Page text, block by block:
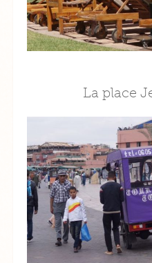
La place